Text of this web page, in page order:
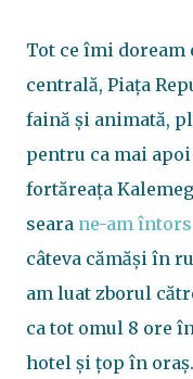
Tot ce îmi
centrală, Piața
faină și animată,
pentru ca mai
fortăreața
seara ne-am
câteva cămăși în
am luat zborul
ca tot omul 8 ore
hotel și țop în oraș.